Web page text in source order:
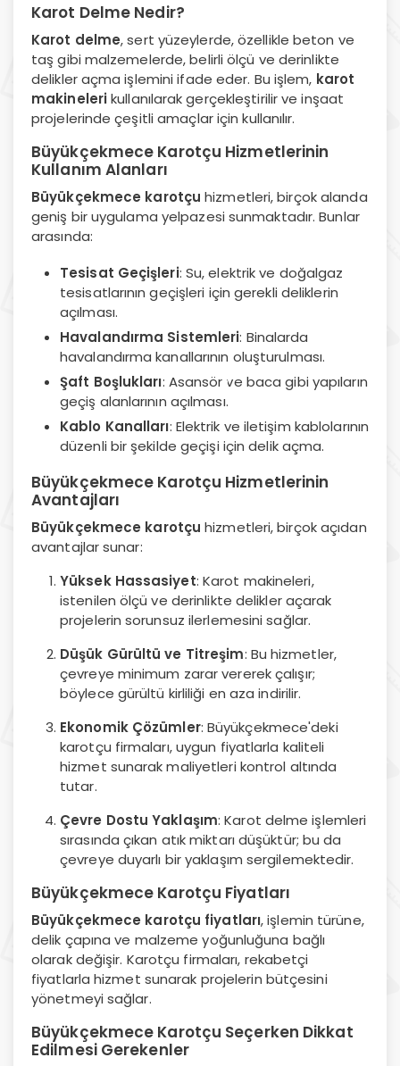
Karot Delme Nedir?
Karot delme, sert yüzeylerde, özellikle beton ve
taş gibi malzemelerde, belirli ölçü ve derinlikte
delikler açma işlemini ifade eder. Bu işlem, karot
makinelerikullanılarak gerçekleştirilir ve inşaat
projelerinde çeşitli amaçlar için kullanılır.
Büyükçekmece Karotçu Hizmetlerinin
Kullanım Alanları
Büyükçekmece karotçu hizmetleri, birçok alanda
geniş bir uygulama yelpazesi sunmaktadır. Bunlar
arasında:
Tesisat Geçişleri: Su, elektrik ve doğalgaz
tesisatlarının geçişleri için gerekli deliklerin
açılması.
Havalandırma Sistemleri: Binalarda
havalandırma kanallarının oluşturulması.
Şaft Boşlukları: Asansör ve baca gibi yapıların
geçiş alanlarının açılması.
Kablo Kanalları: Elektrik ve iletişim kablolarının
düzenli bir şekilde geçişi için delik açma.
Büyükçekmece Karotçu Hizmetlerinin
Avantajları
Büyükçekmece karotçu hizmetleri, birçok açıdan
avantajlar sunar:
Yüksek Hassasiyet: Karot makineleri,
istenilen ölçü ve derinlikte delikler açarak
projelerin sorunsuz ilerlemesini sağlar.
Düşük Gürültü ve Titreşim: Bu hizmetler,
çevreye minimum zarar vererek çalışır;
böylece gürültü kirliliği en aza indirilir.
Ekonomik Çözümler: Büyükçekmece'deki
karotçu firmaları, uygun fiyatlarla kaliteli
hizmet sunarak maliyetleri kontrol altında
tutar.
Çevre Dostu Yaklaşım: Karot delme işlemleri
sırasında çıkan atık miktarı düşüktür; bu da
çevreye duyarlı bir yaklaşım sergilemektedir.
Büyükçekmece Karotçu Fiyatları
Büyükçekmece karotçu fiyatları, işlemin türüne,
delik çapına ve malzeme yoğunluğuna bağlı
olarak değişir. Karotçu firmaları, rekabetçi
fiyatlarla hizmet sunarak projelerin bütçesini
yönetmeyi sağlar.
Büyükçekmece Karotçu Seçerken Dikkat
Edilmesi Gerekenler